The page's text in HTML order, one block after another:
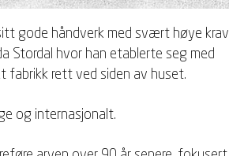
gode håndverk med svært høye krav
Stordal hvor han etablerte seg med
fabrikk rett ved siden av huset.
og internasjonalt.